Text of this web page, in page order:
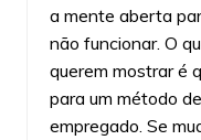
a mente aberta
não funcionar. O
querem mostrar é
para um método
empregado. Se